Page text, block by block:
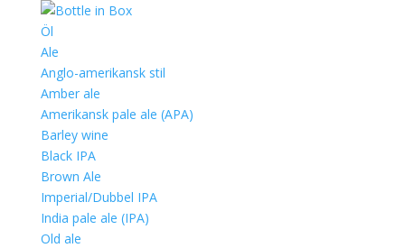
Öl
Ale
Anglo-amerikansk stil
Amber ale
Amerikansk pale ale (APA)
Barley wine
Black IPA
Brown Ale
Imperial/Dubbel IPA
India pale ale (IPA)
Old ale